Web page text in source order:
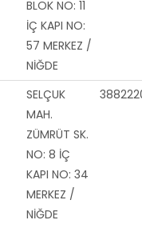
BLOK NO: 11
İÇ KAPI NO:
57 MERKEZ /
NİĞDE
SELÇUK
MAH.
ZÜMRÜT SK.
NO: 8 İÇ
KAPI NO: 34
MERKEZ /
NİĞDE